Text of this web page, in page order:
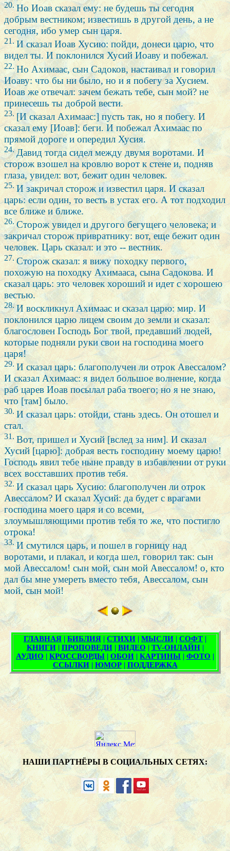
20.Но Иоав сказал ему: не будешь ты сегодня
добрым вестником; известишь в другой день, а не
сегодня, ибо умер сын царя.
21. И сказал Иоав Хусию: пойди, донеси царю, что
видел ты. И поклонился Хусий Иоаву и побежал.
22.Но Ахимаас, сын Садоков, настаивал и говорил
Иоаву: что бы ни было, но и я побегу за Хусием.
Иоав же отвечал: зачем бежать тебе, сын мой? не
принесешь ты доброй вести.
23. [И сказал Ахимаас:] пусть так, но я побегу. И
сказал ему [Иоав]: беги. И побежал Ахимаас по
прямой дороге и опередил Хусия.
24.Давид тогда сидел между двумя воротами. И
сторож взошел на кровлю ворот к стене и, подняв
глаза, увидел: вот, бежит один человек.
25. И закричал сторож и известил царя. И сказал
царь: если один, то весть в устах его. А тот подходил
все ближе и ближе.
26.Сторож увидел и другого бегущего человека; и
закричал сторож привратнику: вот, еще бежит один
человек. Царь сказал: и это -- вестник.
27. Сторож сказал: я вижу походку первого,
похожую на походку Ахимааса, сына Садокова. И
сказал царь: это человек хороший и идет с хорошею
вестью.
28.И воскликнул Ахимаас и сказал царю: мир. И
поклонился царю лицем своим до земли и сказал:
благословен Господь Бог твой, предавший людей,
которые подняли руки свои на господина моего
царя!
29.И сказал царь: благополучен ли отрок Авессалом?
И сказал Ахимаас: я видел большое волнение, когда
раб царев Иоав посылал раба твоего; но я не знаю,
что [там] было.
30.И сказал царь: отойди, стань здесь. Он отошел и
стал.
31.Вот, пришел и Хусий [вслед за ним]. И сказал
Хусий [царю]: добрая весть господину моему царю!
Господь явил тебе ныне правду в избавлении от руки
всех восставших против тебя.
32. И сказал царь Хусию: благополучен ли отрок
Авессалом? И сказал Хусий: да будет с врагами
господина моего царя и со всеми,
злоумышляющими против тебя то же, что постигло
отрока!
33.И смутился царь, и пошел в горницу над
воротами, и плакал, и когда шел, говорил так: сын
мой Авессалом! сын мой, сын мой Авессалом! о, кто
дал бы мне умереть вместо тебя, Авессалом, сын
мой, сын мой!